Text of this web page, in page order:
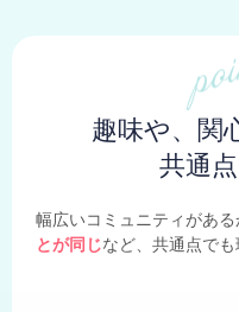
趣味や、関
共通
幅広いコミュニティがあ
とが同じなど、共通点でも